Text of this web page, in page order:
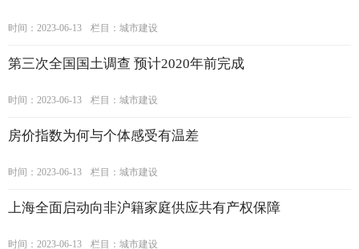
时间：2023-06-13 栏目： 城市建设
第三次全国国土调查 预计2020年前完成
时间：2023-06-13 栏目： 城市建设
房价指数为何与个体感受有温差
时间：2023-06-13 栏目： 城市建设
上海全面启动向非沪籍家庭供应共有产权保障
时间：2023-06-13 栏目： 城市建设